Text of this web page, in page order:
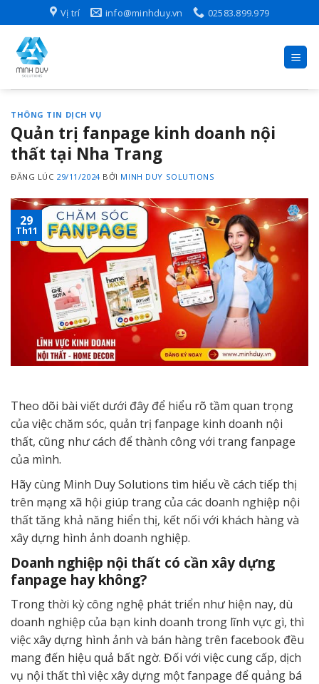
to
content
Vị trí info@minhduy.vn 02583.899.979
THÔNG TIN DỊCH VỤ
Quản trị fanpage kinh doanh nội
thất tại Nha Trang
ĐĂNG LÚC 29/11/2024 BỞI MINH DUY SOLUTIONS
29
Th11
Theo dõi bài viết dưới đây để hiểu rõ tầm quan trọng
của việc chăm sóc, quản trị fanpage kinh doanh nội
thất, cũng như cách để thành công với trang fanpage
của mình.
Hãy cùng Minh Duy Solutions tìm hiểu về cách tiếp thị
trên mạng xã hội giúp trang của các doanh nghiệp nội
thất tăng khả năng hiển thị, kết nối với khách hàng và
xây dựng hình ảnh doanh nghiệp.
Doanh nghiệp nội thất có cần xây dựng
fanpage hay không?
Trong thời kỳ công nghệ phát triển như hiện nay, dù
doanh nghiệp của bạn kinh doanh trong lĩnh vực gì, thì
việc xây dựng hình ảnh và bán hàng trên facebook đều
mang đến hiệu quả bất ngờ. Đối với việc cung cấp, dịch
vụ nội thất thì việc xây dựng một fanpage để quảng bá